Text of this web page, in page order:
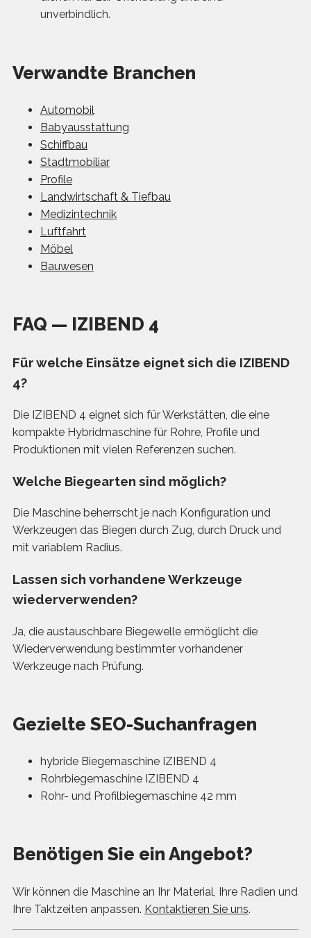
unverbindlich.
Verwandte Branchen
Automobil
Babyausstattung
Schiffbau
Stadtmobiliar
Profile
Landwirtschaft & Tiefbau
Medizintechnik
Luftfahrt
Möbel
Bauwesen
FAQ — IZIBEND 4
Für welche Einsätze eignet sich die IZIBEND
4?
Die IZIBEND 4 eignet sich für Werkstätten, die eine
kompakte Hybridmaschine für Rohre, Profile und
Produktionen mit vielen Referenzen suchen.
Welche Biegearten sind möglich?
Die Maschine beherrscht je nach Konfiguration und
Werkzeugen das Biegen durch Zug, durch Druck und
mit variablem Radius.
Lassen sich vorhandene Werkzeuge
wiederverwenden?
Ja, die austauschbare Biegewelle ermöglicht die
Wiederverwendung bestimmter vorhandener
Werkzeuge nach Prüfung.
Gezielte SEO-Suchanfragen
hybride Biegemaschine IZIBEND 4
Rohrbiegemaschine IZIBEND 4
Rohr- und Profilbiegemaschine 42 mm
Benötigen Sie ein Angebot?
Wir können die Maschine an Ihr Material, Ihre Radien und
Ihre Taktzeiten anpassen. Kontaktieren Sie uns.